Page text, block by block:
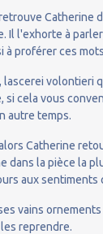
Catherine
Il l'exhorte à
proférer ces
lascerei volontieri
si cela vous
autre temps.
Catherine
dans la pièce la
aux sentiments
vains
reprendre.